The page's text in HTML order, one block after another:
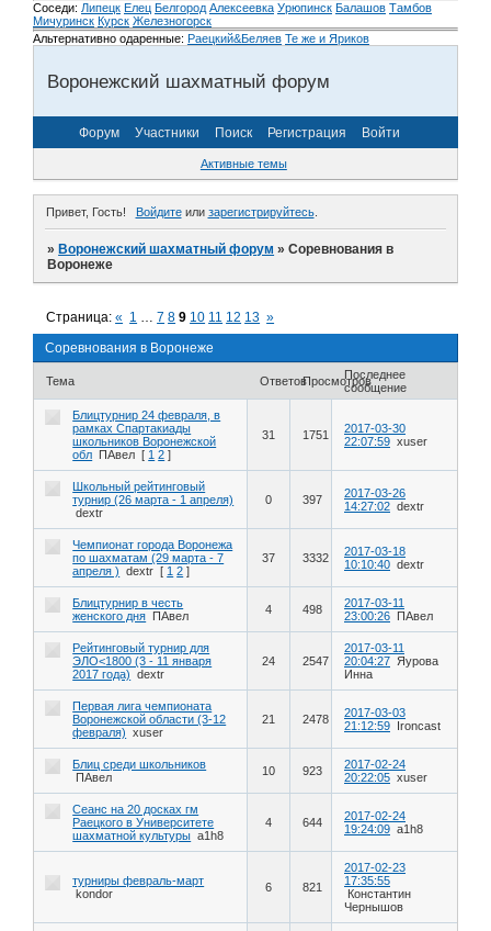
Соседи: Липецк Елец Белгород Алексеевка Урюпинск Балашов Тамбов
Мичуринск Курск Железногорск
Альтернативно одаренные: Раецкий&Беляев Те же и Яриков
Воронежский шахматный форум
Форум Участники Поиск Регистрация Войти
Активные темы
Привет, Гость! Войдитеили зарегистрируйтесь.
»Воронежский шахматный форум »Соревнования в
Воронеже
Соревнования в Воронеже
Страница:« 1 … 7 8 9 10 11 12 13 »
Тема ОтветовПросмотровПоследнее
сообщение
Блицтурнир 24 февраля, в
рамках Спартакиады
школьников Воронежской
обл
ПАвел [ 1 2 ]
31 1751
2017-03-30
22:07:59 xuser
Школьный рейтинговый
турнир (26 марта - 1 апреля)
dextr
0 397
2017-03-26
14:27:02 dextr
Чемпионат города Воронежа
по шахматам (29 марта - 7
апреля )
dextr [ 1 2 ]
37 3332
2017-03-18
10:10:40 dextr
Блицтурнир в честь
женского дня
ПАвел 4 498
2017-03-11
23:00:26
ПАвел
Рейтинговый турнир для
ЭЛО<1800 (3 - 11 января
2017 года)
dextr
24 2547
2017-03-11
20:04:27 Яурова
Инна
Первая лига чемпионата
Воронежской области (3-12
февраля)
xuser
21 2478
2017-03-03
21:12:59
Ironcast
Блиц среди школьников
ПАвел
10 923
2017-02-24
20:22:05 xuser
Сеанс на 20 досках гм
Раецкого в Университете
шахматной культуры a1h8
4 644
2017-02-24
19:24:09 a1h8
турниры февраль-март
kondor
6 821
2017-02-23
17:35:55
Константин
Чернышов